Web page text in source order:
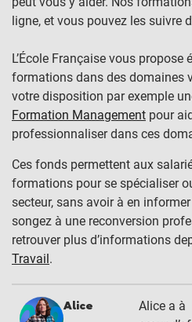
ligne, et vous pouvez les suivre
L’École Française vous propose
formations dans des domaines
votre disposition par exemple
Formation Management pour
professionnaliser dans ces
Ces fonds permettent aux
formations pour se spécialiser
secteur, sans avoir à en
songez à une reconversion
retrouver plus d’informations
Travail.
Alice
Alice a à